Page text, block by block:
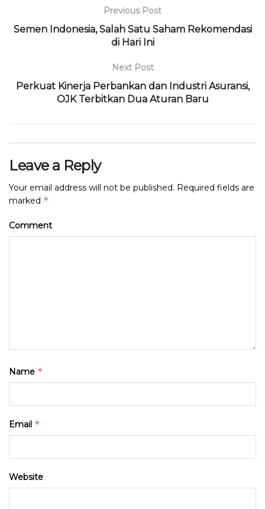
o
p
ms
Previous Post
Semen Indonesia, Salah Satu Saham Rekomendasi
di Hari Ini
Next Post
Perkuat Kinerja Perbankan dan Industri Asuransi,
OJK Terbitkan Dua Aturan Baru
Leave a Reply
Your email address will not be published. Required fields are
marked *
Comment
Name *
Email *
Website